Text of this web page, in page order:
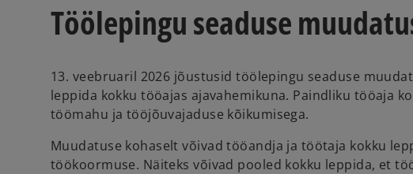
Töölepingu seaduse
13. veebruaril 2026 jõustusid töölepingu seaduse
leppida kokku tööajas ajavahemikuna. Paindliku tööaja
töömahu ja tööjõuvajaduse kõikumisega.
Muudatuse kohaselt võivad tööandja ja töötaja kokku
töökoormuse. Näiteks võivad pooled kokku leppida, et